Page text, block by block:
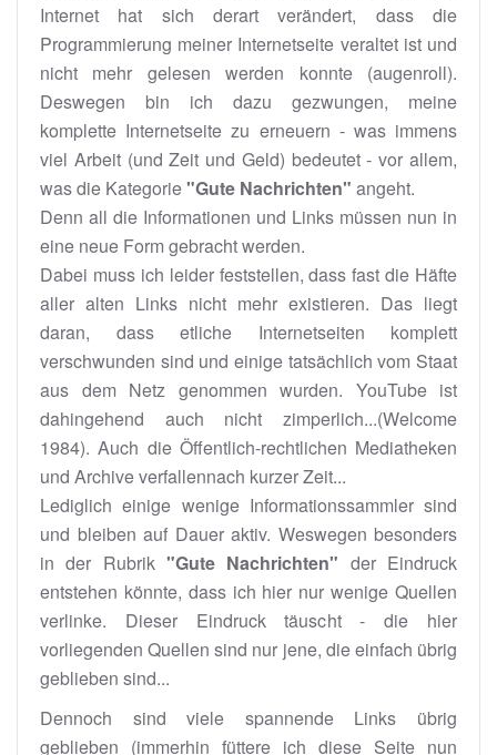
Internet hat sich derart verändert, dass die
Programmierung meiner Internetseite veraltet ist und
nicht mehr gelesen werden konnte (augenroll).
Deswegen bin ich dazu gezwungen, meine
komplette Internetseite zu erneuern - was immens
viel Arbeit (und Zeit und Geld) bedeutet - vor allem,
was die Kategorie"Gute Nachrichten" angeht.
Denn all die Informationen und Links müssen nun in
eine neue Form gebracht werden.
Dabei muss ich leider feststellen, dass fast die Häfte
aller alten Links nicht mehr existieren. Das liegt
daran, dass etliche Internetseiten komplett
verschwunden sind und einige tatsächlich vom Staat
aus dem Netz genommen wurden. YouTube ist
dahingehend auch nicht zimperlich...(Welcome
1984). Auch die Öffentlich-rechtlichen Mediatheken
und Archive verfallennach kurzer Zeit...
Lediglich einige wenige Informationssammler sind
und bleiben auf Dauer aktiv. Weswegen besonders
in der Rubrik "Gute Nachrichten" der Eindruck
entstehen könnte, dass ich hier nur wenige Quellen
verlinke. Dieser Eindruck täuscht - die hier
vorliegenden Quellen sind nur jene, die einfach übrig
geblieben sind...
Dennoch sind viele spannende Links übrig
geblieben (immerhin füttere ich diese Seite nun